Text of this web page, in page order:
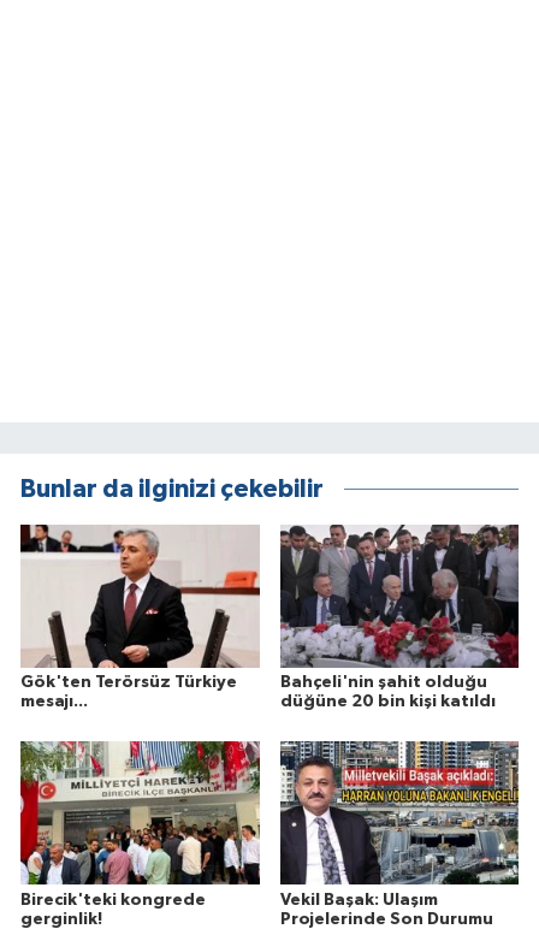
Bunlar da ilginizi çekebilir
Gök'ten Terörsüz Türkiye
mesajı...
Bahçeli'nin şahit olduğu
düğüne 20 bin kişi katıldı
Birecik'teki kongrede
gerginlik!
Vekil Başak: Ulaşım
Projelerinde Son Durumu